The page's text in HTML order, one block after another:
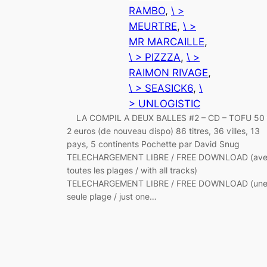
RAMBO, \ >
MEURTRE, \ >
MR MARCAILLE
\ > PIZZZA, \ >
RAIMON RIVAGE
\ > SEASICK6, \
> UNLOGISTIC
LA COMPIL A DEUX BALLES #2 – CD – TOFU 50
2 euros (de nouveau dispo) 86 titres, 36 villes, 13
pays, 5 continents Pochette par David Snug
TELECHARGEMENT LIBRE / FREE DOWNLOAD
toutes les plages / with all tracks)
TELECHARGEMENT LIBRE / FREE DOWNLOAD (une
seule plage / just one…